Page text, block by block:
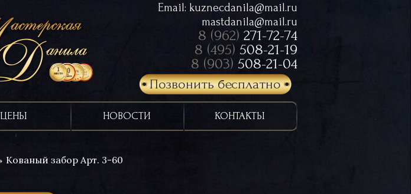
Email: kuznecdanila@mail.ru
mastdanila@mail.ru
8 (962) 271-72-74
8 (495) 508-21-19
8 (903) 508-21-04
Позвонить бесплатно
ЦЕНЫ НОВОСТИ КОНТАКТЫ
Кованый забор Арт. 3-60